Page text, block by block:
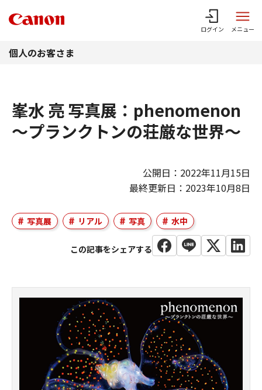
ログイン メニュー
個人のお客さま
峯水 亮 写真展：phenomenon
～プランクトンの荘厳な世界～
公開日：2022年11月15日
最終更新日：2023年10月8日
写真展 リアル 写真 水中